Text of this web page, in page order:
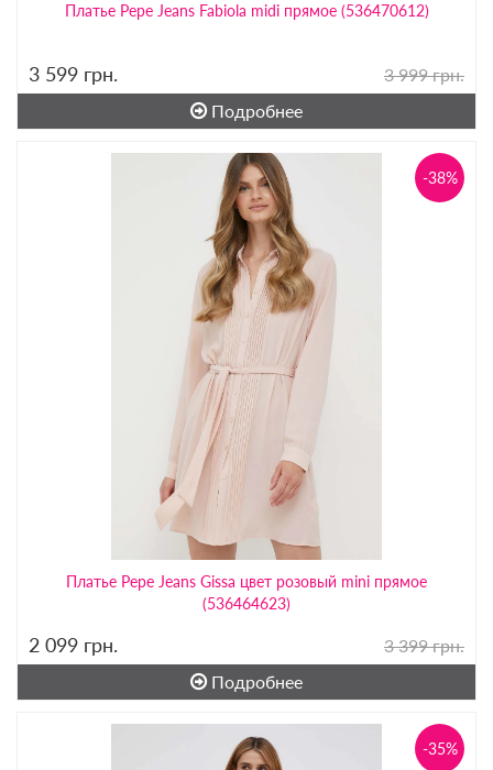
Платье Pepe Jeans Fabiola midi прямое (536470612)
3 599 грн.
3 999 грн.
Подробнее
Платье Pepe Jeans Gissa цвет розовый mini прямое
(536464623)
-38%
2 099 грн.
3 399 грн.
Подробнее
-35%